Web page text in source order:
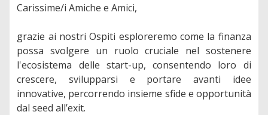
Carissime/i Amiche e Amici,
grazie ai nostri Ospiti esploreremo come la finanza
possa svolgere un ruolo cruciale nel sostenere
l'ecosistema delle start-up, consentendo loro di
crescere, svilupparsi e portare avanti idee
innovative, percorrendo insieme sfide e opportunità
dal seed all’exit.